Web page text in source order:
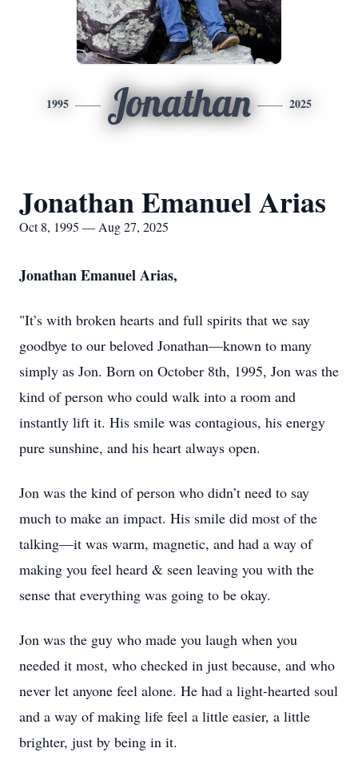
1995 Jonathan 2025
Jonathan Emanuel Arias
Oct 8, 1995 — Aug 27, 2025
Jonathan Emanuel Arias,
"It’s with broken hearts and full spirits that we say
goodbye to our beloved Jonathan—known to many
simply as Jon. Born on October 8th, 1995, Jon was the
kind of person who could walk into a room and
instantly lift it. His smile was contagious, his energy
pure sunshine, and his heart always open.
Jon was the kind of person who didn’t need to say
much to make an impact. His smile did most of the
talking—it was warm, magnetic, and had a way of
making you feel heard & seen leaving you with the
sense that everything was going to be okay.
Jon was the guy who made you laugh when you
needed it most, who checked in just because, and who
never let anyone feel alone. He had a light-hearted soul
and a way of making life feel a little easier, a little
brighter, just by being in it.